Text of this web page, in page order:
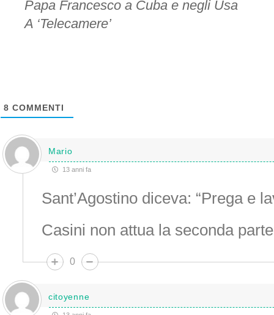
Papa Francesco a Cuba e negli Usa
A ‘Telecamere’
8 COMMENTI
Mario
13 anni fa
Sant’Agostino diceva: “Prega e
Casini non attua la seconda parte
0
citoyenne